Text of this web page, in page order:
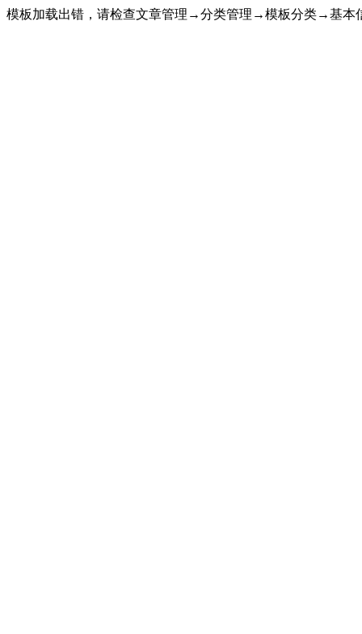
模板加载出错，请检查文章管理→分类管理→模板分类→基本